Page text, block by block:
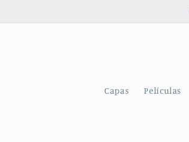
Capas Películas